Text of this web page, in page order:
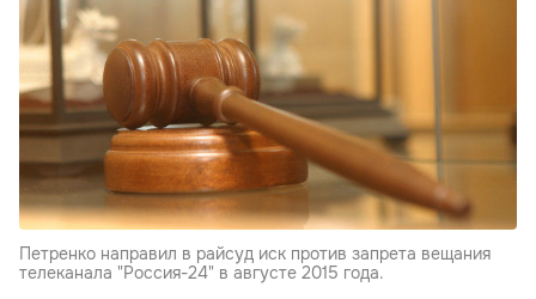
Петренко направил в райсуд иск против запрета вещания
телеканала "Россия-24" в августе 2015 года.